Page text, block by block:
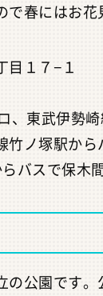
で春にはお
目１７−１
、東武伊勢
竹ノ塚駅か
バスで保木
の公園です